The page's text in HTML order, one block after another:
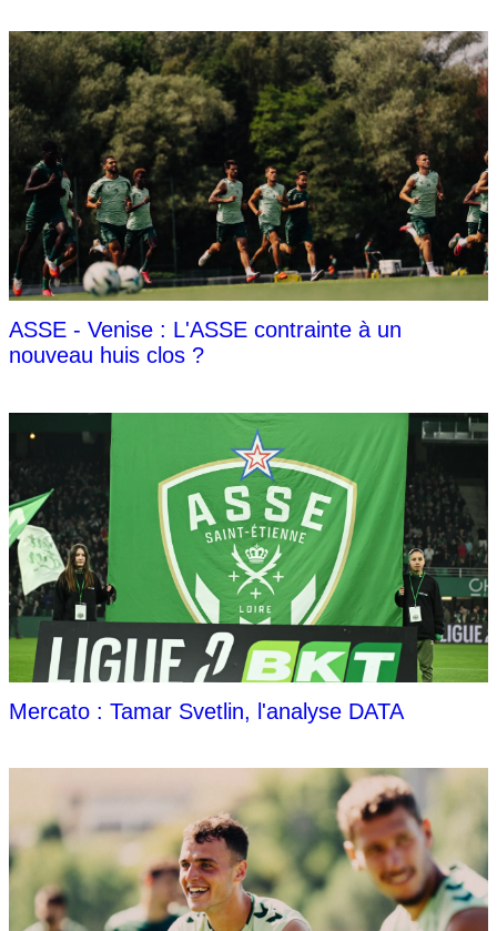
ASSE - Venise : L'ASSE contrainte à un
nouveau huis clos ?
Mercato : Tamar Svetlin, l'analyse DATA